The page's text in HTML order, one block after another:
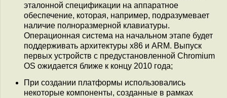
эталонной спецификации на аппаратное
обеспечение, которая, например, подразумевает
наличие полноразмерной клавиатуры.
Операционная система на начальном этапе будет
поддерживать архитектуры x86 и ARM. Выпуск
первых устройств с предустановленной Chromium
OS ожидается ближе к концу 2010 года;
При создании платформы использовались
некоторые компоненты, созданные в рамках